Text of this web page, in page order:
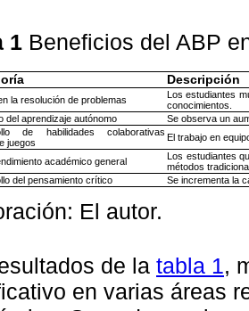
1 Beneficios del ABP
Descripción
la resolución de problemas
Los estudiantes
conocimientos.
del aprendizaje autónomo
Se observa un
de habilidades colaborativas
juegos
El trabajo en
académico general
Los estudiantes
métodos
del pensamiento crítico
Se incrementa la
El autor.
de la tabla 1,
en varias áreas